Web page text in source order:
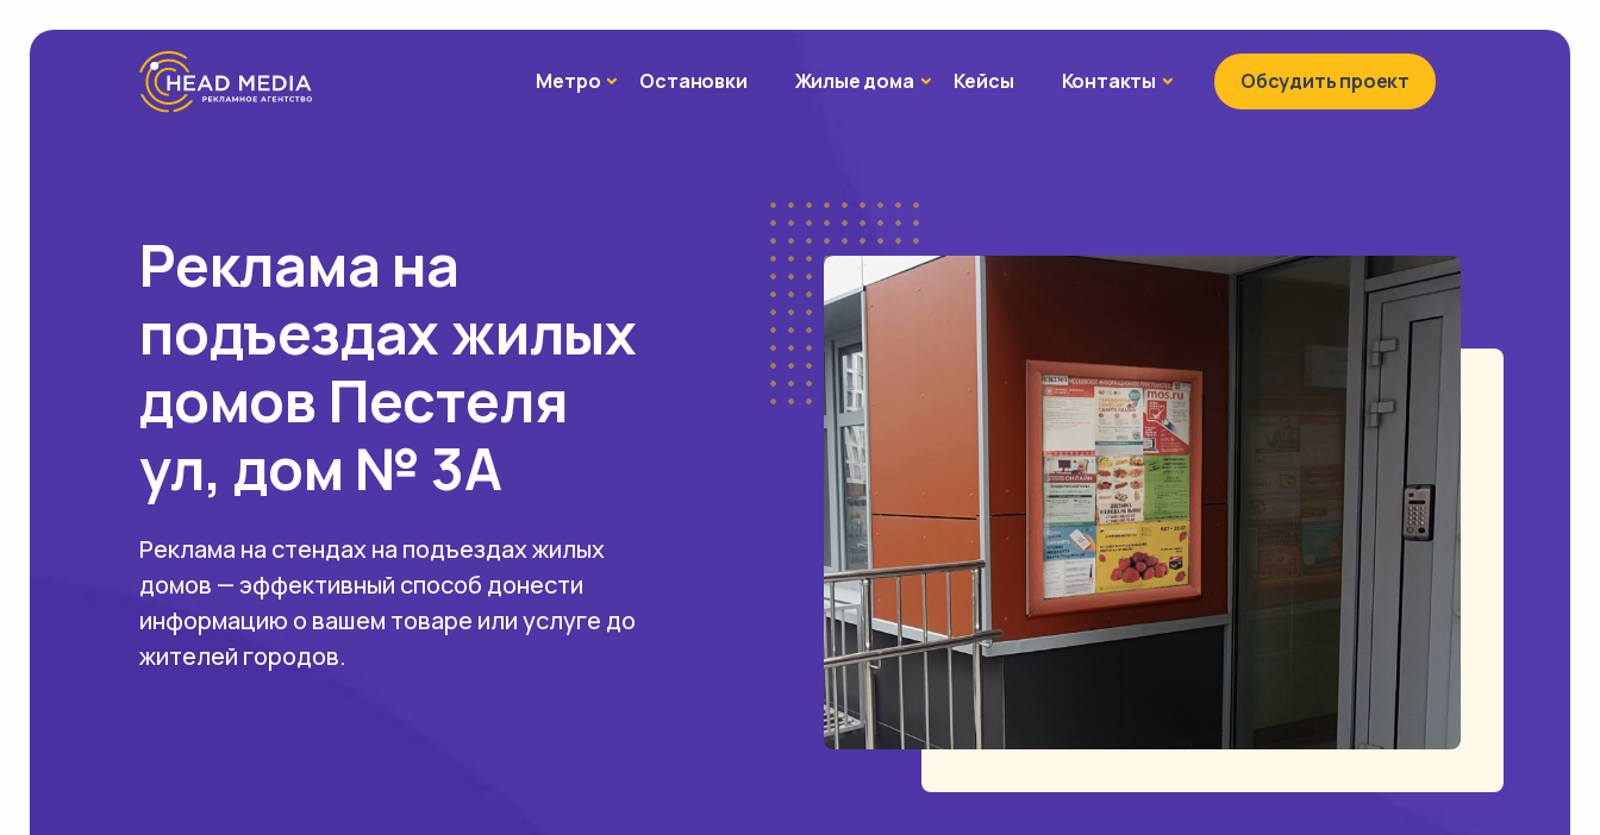
МетроМетроОстановки Жилые домаЖилые дома
Кейсы Контакты КонтактыОбсудить проект
Реклама на
подъездах жилых
домов Пестеля
ул, дом № 3А
Реклама на стендах на подъездах жилых
домов — эффективный способ донести
информацию о вашем товаре или услуге до
жителей городов.